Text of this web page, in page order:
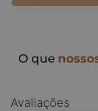
O que
Avaliações